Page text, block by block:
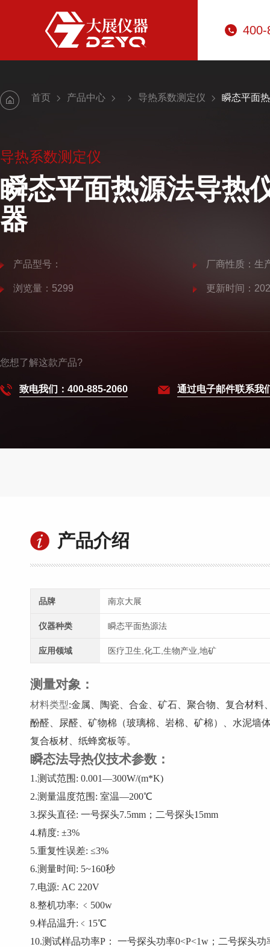
400-
首页 产品中心 导热系数测定仪 瞬态平面
导热系数测定仪
瞬态平面热源法导热
器
产品型号： 厂商性质：生
浏览量：5299 更新时间：
您想了解这款产品?
致电我们：400-885-2060 通过电子邮件联系我
产品介绍
品牌 南京大展
仪器种类 瞬态平面热源法
应用领域 医疗卫生,化工,生物产业,地矿
测量对象：
材料类型:金属、陶瓷、合金、矿石、聚合物、复合材
酚醛、尿醛、矿物棉（玻璃棉、岩棉、矿棉）、水泥墙
复合板材、纸蜂窝板等。
瞬态法导热仪技术参数：
1.测试范围: 0.001—300W/(m*K)
2.测量温度范围: 室温—200℃
3.探头直径: 一号探头7.5mm；二号探头15mm
4.精度: ±3%
5.重复性误差: ≤3%
6.测量时间: 5~160秒
7.电源: AC 220V
8.整机功率: ﹤500w
9.样品温升:﹤15℃
10.测试样品功率P： 一号探头功率0<P<1w；二号探头功